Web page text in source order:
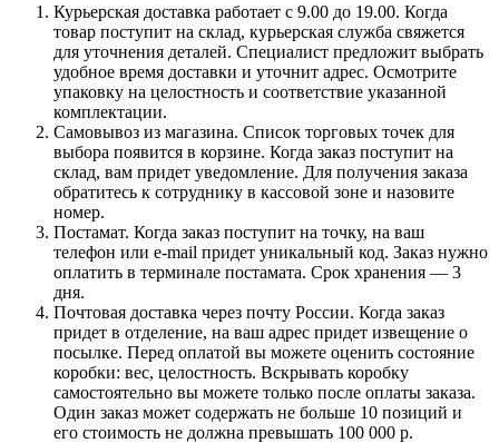
Курьерская доставка работает с 9.00 до 19.00. Когда
товар поступит на склад, курьерская служба свяжется
для уточнения деталей. Специалист предложит выбрать
удобное время доставки и уточнит адрес. Осмотрите
упаковку на целостность и соответствие указанной
комплектации.
Самовывоз из магазина. Список торговых точек для
выбора появится в корзине. Когда заказ поступит на
склад, вам придет уведомление. Для получения заказа
обратитесь к сотруднику в кассовой зоне и назовите
номер.
Постамат. Когда заказ поступит на точку, на ваш
телефон или e-mail придет уникальный код. Заказ нужно
оплатить в терминале постамата. Срок хранения — 3
дня.
Почтовая доставка через почту России. Когда заказ
придет в отделение, на ваш адрес придет извещение о
посылке. Перед оплатой вы можете оценить состояние
коробки: вес, целостность. Вскрывать коробку
самостоятельно вы можете только после оплаты заказа.
Один заказ может содержать не больше 10 позиций и
его стоимость не должна превышать 100 000 р.